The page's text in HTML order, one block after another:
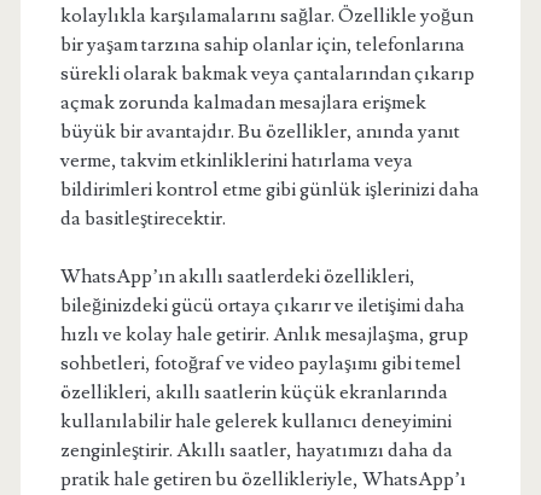
kolaylıkla karşılamalarını sağlar. Özellikle yoğun
bir yaşam tarzına sahip olanlar için, telefonlarına
sürekli olarak bakmak veya çantalarından çıkarıp
açmak zorunda kalmadan mesajlara erişmek
büyük bir avantajdır. Bu özellikler, anında yanıt
verme, takvim etkinliklerini hatırlama veya
bildirimleri kontrol etme gibi günlük işlerinizi daha
da basitleştirecektir.
WhatsApp’ın akıllı saatlerdeki özellikleri,
bileğinizdeki gücü ortaya çıkarır ve iletişimi daha
hızlı ve kolay hale getirir. Anlık mesajlaşma, grup
sohbetleri, fotoğraf ve video paylaşımı gibi temel
özellikleri, akıllı saatlerin küçük ekranlarında
kullanılabilir hale gelerek kullanıcı deneyimini
zenginleştirir. Akıllı saatler, hayatımızı daha da
pratik hale getiren bu özellikleriyle, WhatsApp’ı